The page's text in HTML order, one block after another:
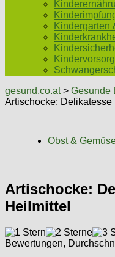
Kindergarten
gesund.co.at> Gesunde
Artischocke: Delikatesse
Obst &
Artischocke:
Heilmittel
Bewertungen,